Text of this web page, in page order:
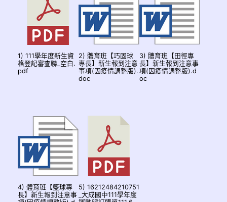
1) 111學年度新生資
格登記審查聯_空白.
pdf
2) 體育班【巧固球
專長】新生報到注意
事項(因疫情調整版).
doc
3) 體育班【田徑專
長】新生報到注意事
項(因疫情調整版).d
oc
4) 體育班【籃球專
長】新生報到注意事
5) 16212484210751
_大成國中111學年度